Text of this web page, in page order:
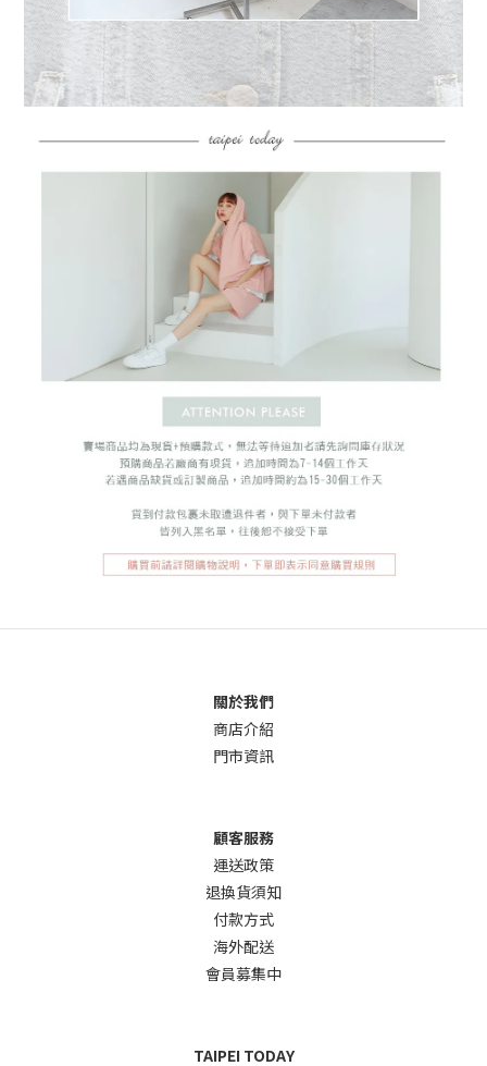
關於我們
商店介紹
門市資訊
顧客服務
運送政策
退換貨須知
付款方式
海外配送
會員募集中
TAIPEI TODAY